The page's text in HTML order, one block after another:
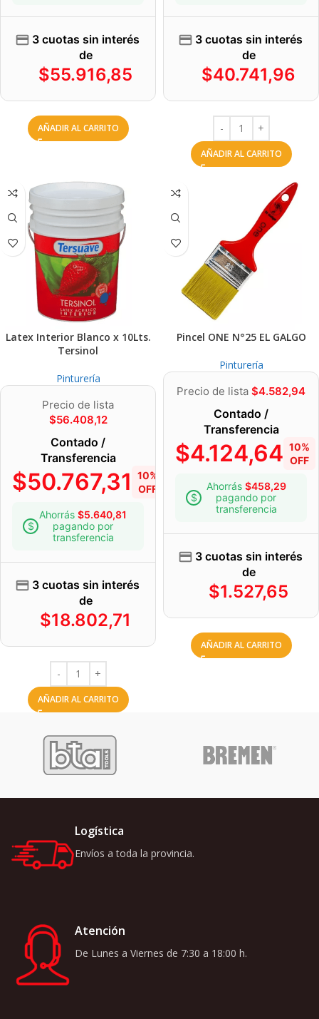
3 cuotas sin interés
de
$55.916,85
AÑADIR AL CARRITO
3 cuotas sin interés
de
$40.741,96
AÑADIR AL CARRITO
Latex Interior Blanco x 10Lts.
Tersinol
Pinturería
Precio de lista
$56.408,12
Contado /
Transferencia
$50.767,31
10%
OFF
Ahorrás $5.640,81
pagando por
transferencia
3 cuotas sin interés
de
$18.802,71
AÑADIR AL CARRITO
Pincel ONE N°25 EL GALGO
Pinturería
Precio de lista $4.582,94
Contado /
Transferencia
$4.124,64 10%
OFF
Ahorrás $458,29
pagando por
transferencia
3 cuotas sin interés
de
$1.527,65
AÑADIR AL CARRITO
Logística
Envíos a toda la provincia.
Atención
De Lunes a Viernes de 7:30 a 18:00 h.